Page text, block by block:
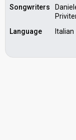
Songwriters
Language
Italian